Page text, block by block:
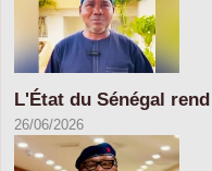
L'État du Sénégal
26/06/2026